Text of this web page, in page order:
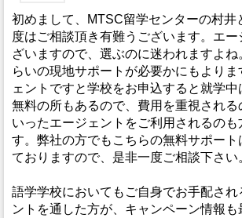
初めまして、MTSC留学センターの村井
度はご相談頂き有難うございます。エ
ざいますので、選ぶのに迷われますよね
らいの現地サポートが必要かにもより
ェントですと学校をお申込すると就学
無料の所もあるので、費用を重視される
いったエージェントをご利用されるのも
す。弊社の方でもこちらの無料サポート
ておりますので、是非一度ご相談下さい
語学学校においてもご自身でお手配され
ントを通した方が、キャンペーン情報も